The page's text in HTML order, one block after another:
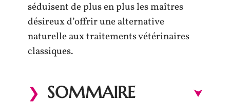
séduisent de plus en plus les maîtres
désireux d’offrir une alternative
naturelle aux traitements vétérinaires
classiques.
SOMMAIRE